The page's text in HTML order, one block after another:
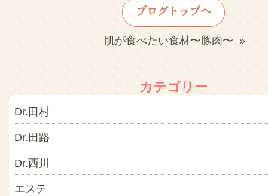
ブログトップへ
肌が食べたい食材〜豚肉〜 »
カテゴリー
Dr.田村
Dr.田路
Dr.西川
エステ